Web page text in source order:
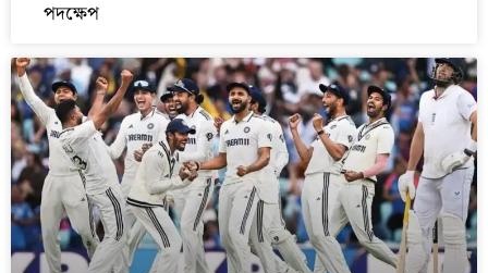
পদক্ষেপ